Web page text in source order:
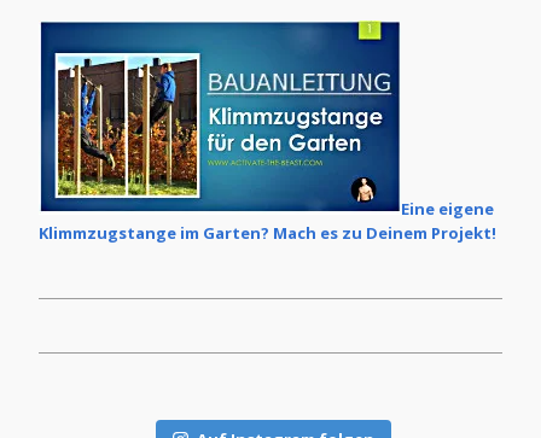
Eine eigene
Klimmzugstange im Garten? Mach es zu Deinem Projekt!